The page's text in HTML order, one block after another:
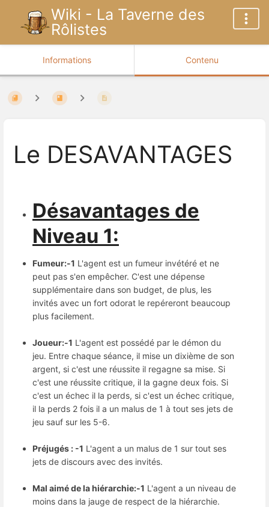
Wiki - La Taverne des
Rôlistes
Informations Contenu
Le DESAVANTAGES
Désavantages de
Niveau 1:
Fumeur:-1 L'agent est un fumeur invétéré et ne
peut pas s'en empêcher. C'est une dépense
supplémentaire dans son budget, de plus, les
invités avec un fort odorat le repéreront beaucoup
plus facilement.
Joueur:-1 L'agent est possédé par le démon du
jeu. Entre chaque séance, il mise un dixième de son
argent, si c'est une réussite il regagne sa mise. Si
c'est une réussite critique, il la gagne deux fois. Si
c'est un échec il la perds, si c'est un échec critique,
il la perds 2 fois il a un malus de 1 à tout ses jets de
jeu sauf sur les 5-6.
Préjugés : -1 L'agent a un malus de 1 sur tout ses
jets de discours avec des invités.
Mal aimé de la hiérarchie:-1 L'agent a un niveau de
moins dans la jauge de respect de la hiérarchie.